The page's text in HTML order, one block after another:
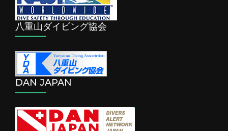
八重山ダイビング協会
DAN JAPAN